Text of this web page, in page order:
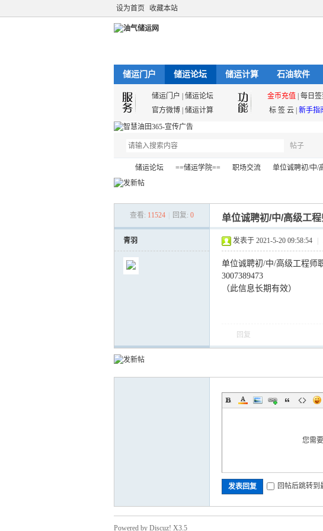
设为首页 收藏本站
储运门户 储运论坛 储运计算 石油软件
储运门户 储运论坛 金币充值 每日签
官方微博 储运计算 标 签 云 新手指
帖子
储运论坛
›
==储运学院==
›
职场交流
›
单位诚聘初/中/
查看: 11524 回复: 0 单位诚聘初/中/高级工
青羽 发表于 2021-5-20 09:58:54
单位诚聘初/中/高级工程师
3007389473
（此信息长期有效）
回复
您需
发表回复 回帖后跳转到
Powered by Discuz! X3.5